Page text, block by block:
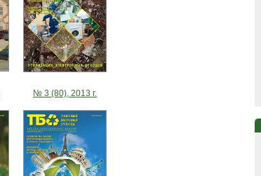
№ 3 (80), 2013 г.